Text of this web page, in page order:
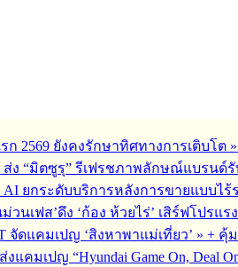
ก 2569 ยังคงรักษาทิศทางการเติบโต »
ง “มิตซูรุ” รีเฟรชภาพลักษณ์แบรนด์รั
ยกระดับบริการหลังการขายแบบไร้
นเฟส’ดึง ‘ก้อง ห้วยไร่’ เสิร์ฟโปรแรง
จัดแคมเปญ ‘สิงหาพาแม่เที่ยว’ » + คุ้
มเปญ “Hyundai Game On, Deal